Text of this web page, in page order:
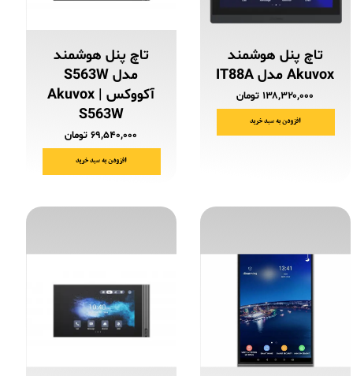
تاچ پنل هوشمند
Akuvox مدل IT88A
۱۳۸,۳۲۰,۰۰۰ تومان
افزودن به سبد خرید
تاچ پنل هوشمند
مدل S563W
آکووکس | Akuvox
S563W
۶۹,۵۴۰,۰۰۰ تومان
افزودن به سبد خرید